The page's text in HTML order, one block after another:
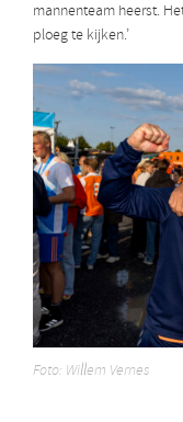
mannenteam heerst.
ploeg te kijken.’
Foto: Willem Vernes